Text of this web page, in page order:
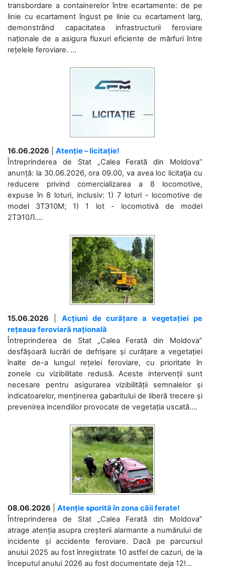
transbordare a containerelor între ecartamente: de pe
linie cu ecartament îngust pe linie cu ecartament larg,
demonstrând capacitatea infrastructurii feroviare
naționale de a asigura fluxuri eficiente de mărfuri între
rețelele feroviare. ...
16.06.2026
Atenție – licitație!
Întreprinderea de Stat „Calea Ferată din Moldova”
anunță: la 30.06.2026, ora 09.00, va avea loc licitaţia cu
reducere privind comercializarea a 8 locomotive,
expuse în 8 loturi, inclusiv: 1) 7 loturi - locomotive de
model 3ТЭ10М; 1) 1 lot - locomotivă de model
2ТЭ10Л....
15.06.2026
Acțiuni de curățare a vegetației pe
rețeaua feroviară națională
Întreprinderea de Stat „Calea Ferată din Moldova”
desfășoară lucrări de defrișare și curățare a vegetației
înalte de-a lungul rețelei feroviare, cu prioritate în
zonele cu vizibilitate redusă. Aceste intervenții sunt
necesare pentru asigurarea vizibilității semnalelor și
indicatoarelor, menținerea gabaritului de liberă trecere și
prevenirea incendiilor provocate de vegetația uscată....
08.06.2026
Atenție sporită în zona căii ferate!
Întreprinderea de Stat „Calea Ferată din Moldova”
atrage atenția asupra creșterii alarmante a numărului de
incidente și accidente feroviare. Dacă pe parcursul
anului 2025 au fost înregistrate 10 astfel de cazuri, de la
începutul anului 2026 au fost documentate deja 12!...